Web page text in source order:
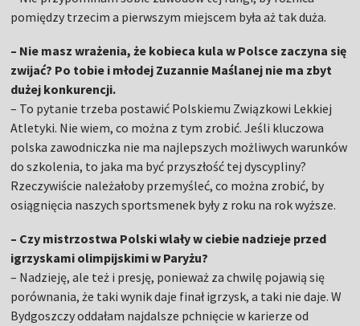
pomiędzy trzecim a pierwszym miejscem była aż tak duża.
– Nie masz wrażenia, że kobieca kula w Polsce zaczyna się
zwijać? Po tobie i młodej Zuzannie Maślanej nie ma zbyt
dużej konkurencji.
– To pytanie trzeba postawić Polskiemu Związkowi Lekkiej
Atletyki. Nie wiem, co można z tym zrobić. Jeśli kluczowa
polska zawodniczka nie ma najlepszych możliwych warunków
do szkolenia, to jaka ma być przyszłość tej dyscypliny?
Rzeczywiście należałoby przemyśleć, co można zrobić, by
osiągnięcia naszych sportsmenek były z roku na rok wyższe.
– Czy mistrzostwa Polski wlały w ciebie nadzieje przed
igrzyskami olimpijskimi w Paryżu?
– Nadzieję, ale też i presję, ponieważ za chwilę pojawią się
porównania, że taki wynik daje finał igrzysk, a taki nie daje. W
Bydgoszczy oddałam najdalsze pchnięcie w karierze od